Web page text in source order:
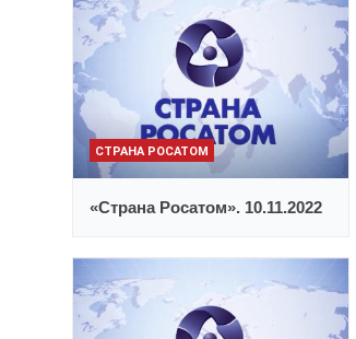
СТРАНА РОСАТОМ
«Страна Росатом». 10.11.2022